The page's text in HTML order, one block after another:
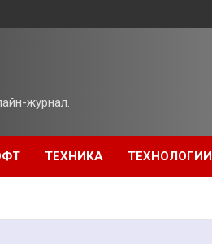
журнал.
ТЕХНИКА ТЕХНОЛОГИИ